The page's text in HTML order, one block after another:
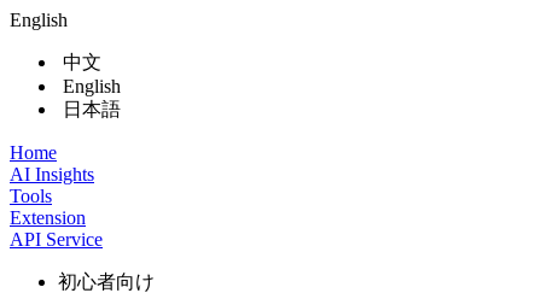
English
中文
English
日本語
Home
AI Insights
Tools
Extension
API Service
初心者向け